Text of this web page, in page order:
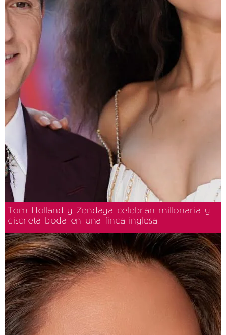
Tom Holland y Zendaya celebran millonaria y
discreta boda en una finca inglesa